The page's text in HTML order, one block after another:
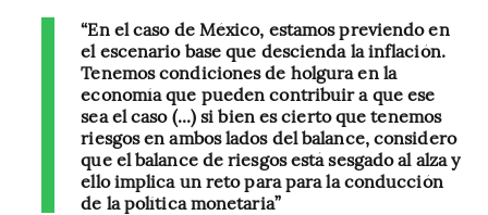
“En el caso de México, estamos previendo en
el escenario base que descienda la inflación.
Tenemos condiciones de holgura en la
economía que pueden contribuir a que ese
sea el caso (...) si bien es cierto que tenemos
riesgos en ambos lados del balance, considero
que el balance de riesgos está sesgado al alza y
ello implica un reto para para la conducción
de la política monetaria”